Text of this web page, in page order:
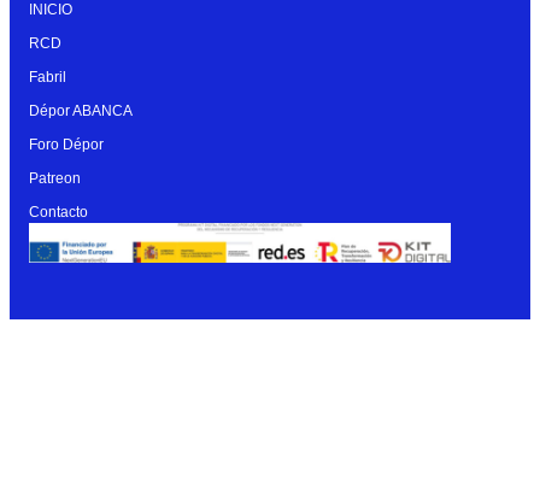
INICIO
RCD
Fabril
Dépor ABANCA
Foro Dépor
Patreon
Contacto